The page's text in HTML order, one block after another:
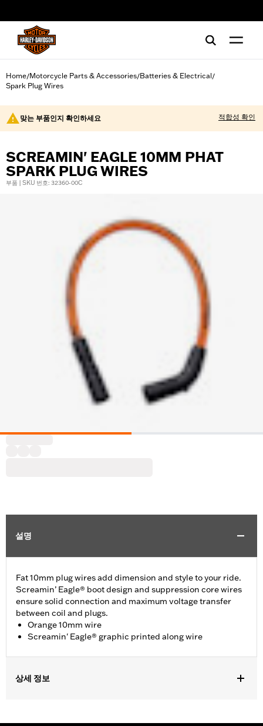
Home/Motorcycle Parts & Accessories/Batteries & Electrical/
Spark Plug Wires
맞는 부품인지 확인하세요 적합성 확인
SCREAMIN' EAGLE 10MM PHAT
SPARK PLUG WIRES
부품 | SKU 번호: 32360-00C
설명
Fat 10mm plug wires add dimension and style to your ride.
Screamin’ Eagle® boot design and suppression core wires
ensure solid connection and maximum voltage transfer
between coil and plugs.
Orange 10mm wire
Screamin' Eagle® graphic printed along wire
상세 정보